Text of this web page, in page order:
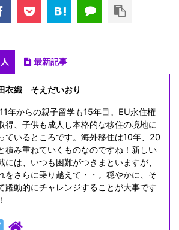
最新記事
衣織 そえだいおり
年からの親子留学も15年目。EU永住権
得、子供も成人し本格的な移住の境地に
ているところです。海外移住は10年、20
積み重ねていくものなのですね！新しい
には、いつも困難がつきまといますが、
をさらに乗り越えて・・。穏やかに、そ
躍動的にチャレンジすることが大事です